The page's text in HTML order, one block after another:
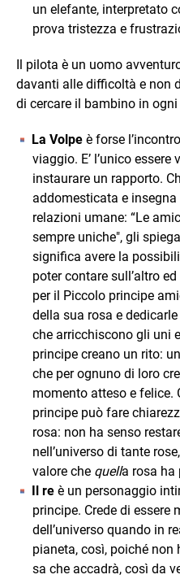
un elefante, interpretato
prova tristezza e
Il pilota è un uomo
davanti alle difficoltà e non
di cercare il bambino in
La Volpe è forse
viaggio. E’ l’unico
instaurare un rapporto.
addomesticata e
relazioni umane: “Le
sempre uniche", gli
significa avere la
poter contare sull’altro
per il Piccolo principe
della sua rosa e
che arricchiscono gli uni
principe creano un rito:
che per ognuno di loro
momento atteso e felice.
principe può fare
rosa: non ha senso
nell’universo di tante
valore che quella rosa ha
Il re è un personaggio
principe. Crede di essere
dell’universo quando in
pianeta, così, poiché
sa che accadrà, così da